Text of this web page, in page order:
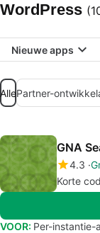
WordPress
Nieuwe apps
AllePartner-
GNA
4.3
Korte
VOOR: Per-instantie-